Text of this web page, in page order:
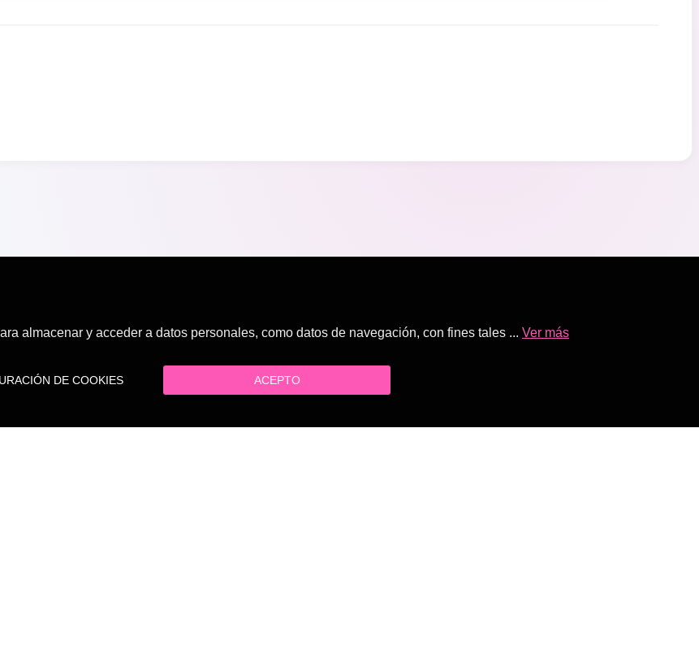
almacenar y acceder a datos personales, como datos de navegación, con fines tales ... Ver más
DE COOKIES ACEPTO